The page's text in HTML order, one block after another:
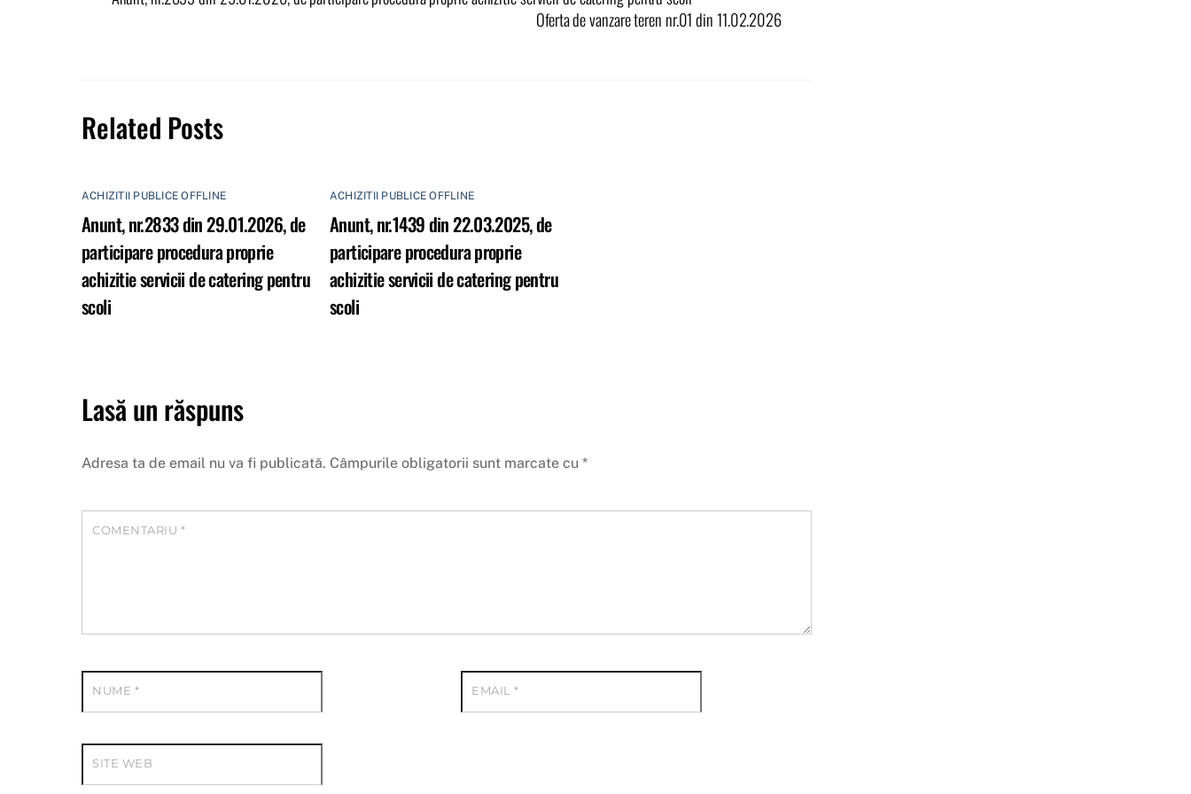
Oferta de vanzare teren nr.01 din 11.02.2026
Related Posts
ACHIZITII PUBLICE OFFLINE
Anunt, nr.2833 din 29.01.2026, de
participare procedura proprie
achizitie servicii de catering pentru
scoli
ACHIZITII PUBLICE OFFLINE
Anunt, nr.1439 din 22.03.2025, de
participare procedura proprie
achizitie servicii de catering pentru
scoli
Lasă un răspuns
Adresa ta de email nu va fi publicată. Câmpurile obligatorii sunt marcate cu *
COMENTARIU *
NUME * EMAIL*
SITE WEB